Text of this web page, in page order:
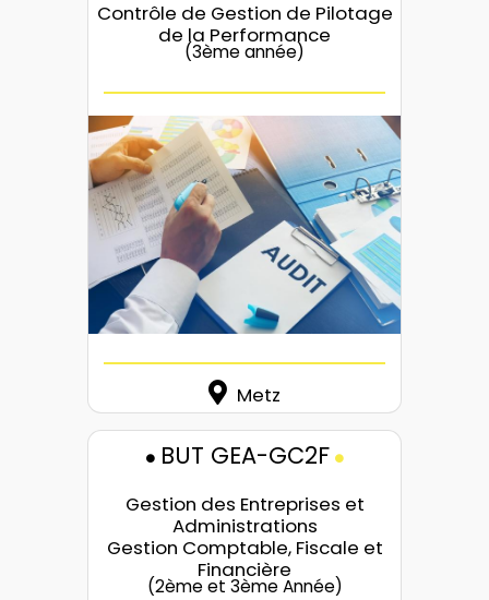
Contrôle de Gestion de Pilotage
de la Performance
(3ème année)
Metz
BUT GEA-GC2F
Gestion des Entreprises et
Administrations
Gestion Comptable, Fiscale et
Financière
(2ème et 3ème Année)